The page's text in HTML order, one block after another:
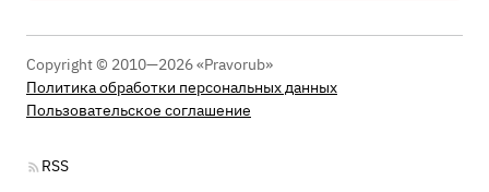
Copyright © 2010—2026 «Pravorub»
Политика обработки персональных данных
Пользовательское соглашение
RSS